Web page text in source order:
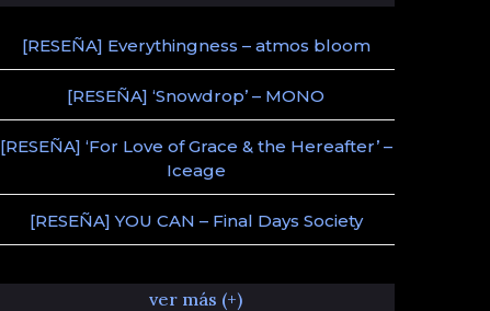
[RESEÑA] Everythingness – atmos bloom
[RESEÑA] ‘Snowdrop’ – MONO
[RESEÑA] ‘For Love of Grace & the Hereafter’ –
Iceage
[RESEÑA] YOU CAN – Final Days Society
ver más (+)